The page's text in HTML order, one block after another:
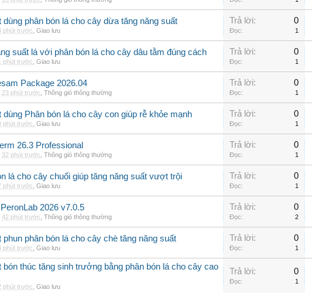
dùng phân bón lá cho cây dừa tăng năng suất
phút trước Giao lưu
Trả lời: 0
Đọc: 1
suất lá với phân bón lá cho cây dâu tằm đúng cách
phút trước Giao lưu
Trả lời: 0
Đọc: 1
Package 2026.04
23 phút trước Thông gió thông thường
Trả lời: 0
Đọc: 1
dùng Phân bón lá cho cây con giúp rễ khỏe mạnh
phút trước Giao lưu
Trả lời: 0
Đọc: 1
26.3 Professional
32 phút trước Thông gió thông thường
Trả lời: 0
Đọc: 1
lá cho cây chuối giúp tăng năng suất vượt trội
phút trước Giao lưu
Trả lời: 0
Đọc: 1
2026 v7.0.5
42 phút trước Thông gió thông thường
Trả lời: 0
Đọc: 2
phun phân bón lá cho cây chè tăng năng suất
phút trước Giao lưu
Trả lời: 0
Đọc: 1
bón thúc tăng sinh trưởng bằng phân bón lá cho cây cao
phút trước Giao lưu
Trả lời: 0
Đọc: 1